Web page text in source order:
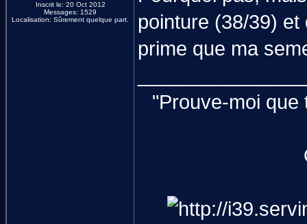
Inscrit le: 20 Oct 2012
Messages: 1529
Localisation: Sûrement quelque part.
pointure (38/39)
prime que ma
"Prouve-moi que